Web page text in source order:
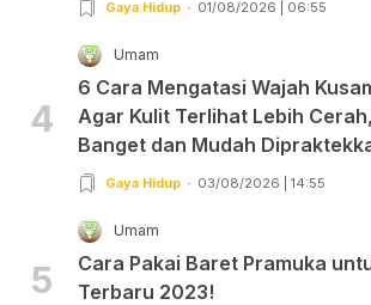
Gaya Hidup 01/08/2026 | 06:55
4
Umam
6 Cara Mengatasi Wajah
Agar Kulit Terlihat Lebih
Banget dan Mudah
Gaya Hidup 03/08/2026 | 14:55
5
Umam
Cara Pakai Baret Pramuka
Terbaru 2023!